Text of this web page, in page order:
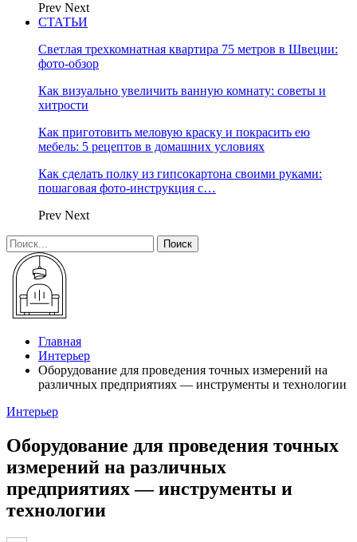
Prev Next
СТАТЬИ
Светлая трехкомнатная квартира 75 метров в Швеции:
фото-обзор
Как визуально увеличить ванную комнату: советы и
хитрости
Как приготовить меловую краску и покрасить ею
мебель: 5 рецептов в домашних условиях
Как сделать полку из гипсокартона своими руками:
пошаговая фото-инструкция с…
Prev Next
Главная
Интерьер
Оборудование для проведения точных измерений на
различных предприятиях — инструменты и технологии
Интерьер
Оборудование для проведения точных
измерений на различных
предприятиях — инструменты и
технологии